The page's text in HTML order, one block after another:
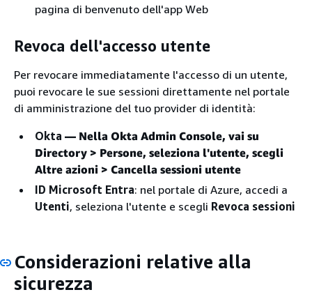
pagina di benvenuto dell'app Web
Revoca dell'accesso utente
Per revocare immediatamente l'accesso di un utente,
puoi revocare le sue sessioni direttamente nel portale
di amministrazione del tuo provider di identità:
Okta — Nella Okta Admin Console, vai su
Directory > Persone, seleziona l'utente, scegli
Altre azioni > Cancella sessioni utente
ID Microsoft Entra: nel portale di Azure, accedi a
Utenti, seleziona l'utente e scegli Revoca sessioni
Considerazioni relative alla
sicurezza